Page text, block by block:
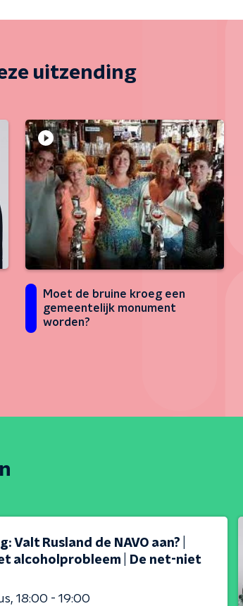
uitzending
Moet de bruine kroeg een
gemeentelijk monument
worden?
Valt Rusland de NAVO aan? |
alcoholprobleem | De net-niet
18:00 - 19:00